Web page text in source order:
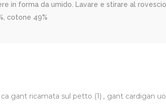
in forma da umido. Lavare e stirare al
cotone 49%
gant ricamata sul petto (1) , gant cardigan